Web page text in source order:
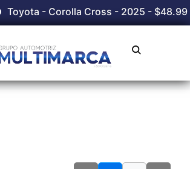
Toyota - Corolla Cross - 2025 -